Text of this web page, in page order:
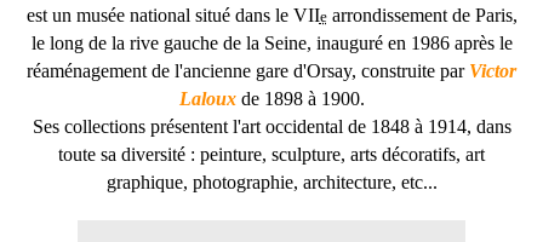
est un musée national situé dans le VIIearrondissement de Paris,
le long de la rive gauche de la Seine, inauguré en 1986 après le
réaménagement de l'ancienne gare d'Orsay, construite par Victor
Lalouxde 1898 à 1900.
Ses collections présentent l'art occidental de 1848 à 1914, dans
toute sa diversité : peinture, sculpture, arts décoratifs, art
graphique, photographie, architecture, etc...